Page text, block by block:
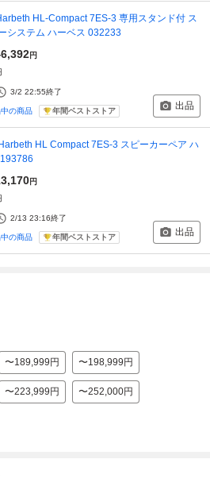
HL-Compact 7ES-3 専用スタンド付 ス
システム ハーベス 032233
円
3/2 22:55終了
の商品 年間ベストストア 出品
Harbeth HL Compact 7ES-3 スピーカーペア ハ
円
2/13 23:16終了
の商品 年間ベストストア 出品
〜189,999円 〜198,999円
〜223,999円 〜252,000円